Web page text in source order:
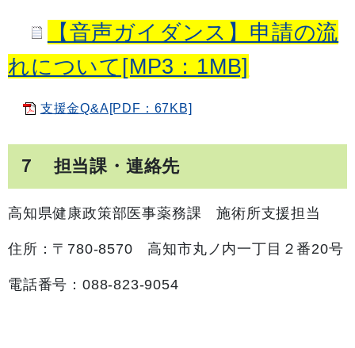
【音声ガイダンス】申請の流
れについて[MP3：1MB]
支援金Q&A[PDF：67KB]
７ 担当課・連絡先
高知県健康政策部医事薬務課 施術所支援担当
住所：〒780-8570 高知市丸ノ内一丁目２番20号
電話番号：088-823-9054